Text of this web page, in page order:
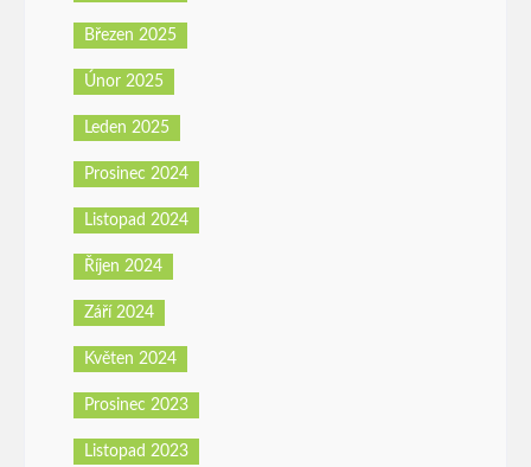
Březen 2025
Únor 2025
Leden 2025
Prosinec 2024
Listopad 2024
Říjen 2024
Září 2024
Květen 2024
Prosinec 2023
Listopad 2023